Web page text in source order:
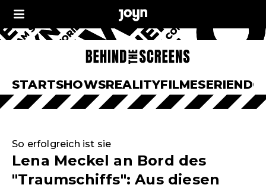
STARTSHOWSREALITYFILMESERIEN
So erfolgreich ist sie
Lena Meckel an Bord des
"Traumschiffs": Aus diesen